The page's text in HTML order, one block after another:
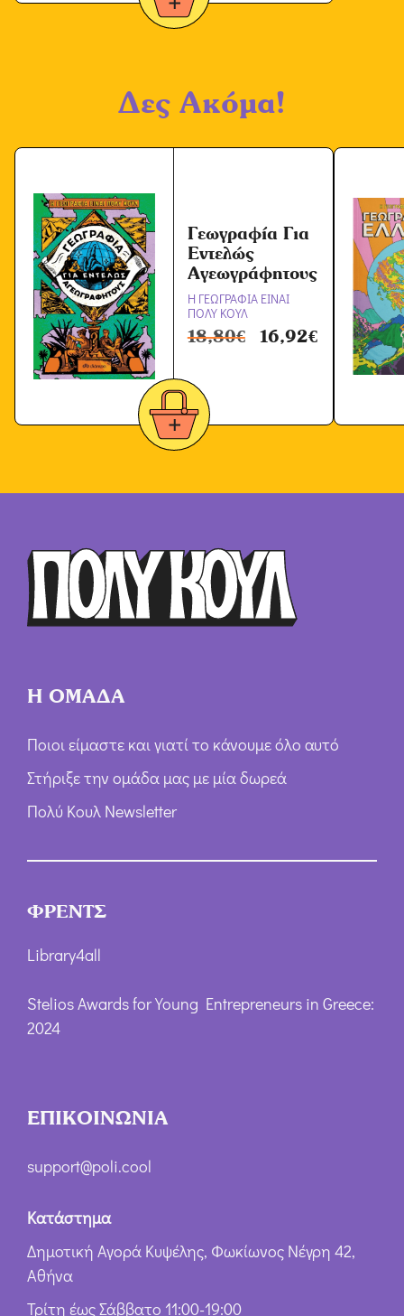
Δες Ακόμα!
Γεωγραφία Για
Εντελώς
Αγεωγράφητους
Η ΓΕΩΓΡΑΦΙΑ ΕΙΝΑΙ
ΠΟΛΥ ΚΟΥΛ
18,80€ 16,92€
Η ΟΜΑΔΑ
Ποιοι είμαστε και γιατί το κάνουμε όλο αυτό
Στήριξε την ομάδα μας με μία δωρεά
Πολύ Κουλ Newsletter
ΦΡΕΝΤΣ
Library4all
Stelios Awards for Young Entrepreneurs in Greece:
2024
ΕΠΙΚΟΙΝΩΝΙΑ
support@poli.cool
Κατάστημα
Δημοτική Αγορά Κυψέλης, Φωκίωνος Νέγρη 42,
Αθήνα
Τρίτη έως Σάββατο 11:00-19:00